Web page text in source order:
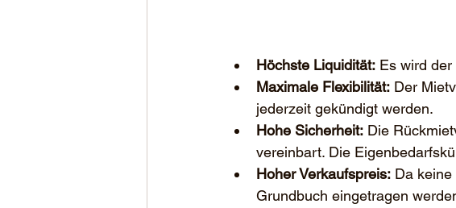
Höchste Liquidität: Es wird
Maximale Flexibilität: Der
jederzeit gekündigt werden.
Hohe Sicherheit: Die
vereinbart. Die
Hoher Verkaufspreis: Da
Grundbuch eingetragen